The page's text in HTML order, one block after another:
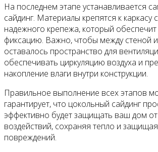
На последнем этапе устанавливается
сайдинг. Материалы крепятся к
надежного крепежа, который
фиксацию. Важно, чтобы между стеной
оставалось пространство для
обеспечивать циркуляцию воздуха и
накопление влаги внутри конструкции.
Правильное выполнение всех этапов
гарантирует, что цокольный сайдинг
эффективно будет защищать ваш дом
воздействий, сохраняя тепло и
повреждений.